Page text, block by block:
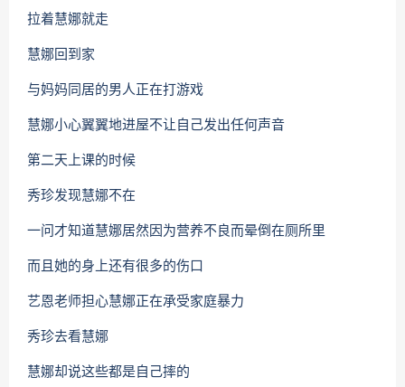
拉着慧娜就走
慧娜回到家
与妈妈同居的男人正在打游戏
慧娜小心翼翼地进屋不让自己发出任何声音
第二天上课的时候
秀珍发现慧娜不在
一问才知道慧娜居然因为营养不良而晕倒在厕所里
而且她的身上还有很多的伤口
艺恩老师担心慧娜正在承受家庭暴力
秀珍去看慧娜
慧娜却说这些都是自己摔的